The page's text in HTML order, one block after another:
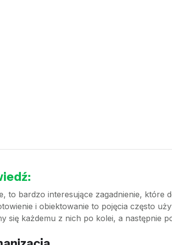
to bardzo interesujące zagadnienie, które
i obiektowanie to pojęcia często
się każdemu z nich po kolei, a następnie